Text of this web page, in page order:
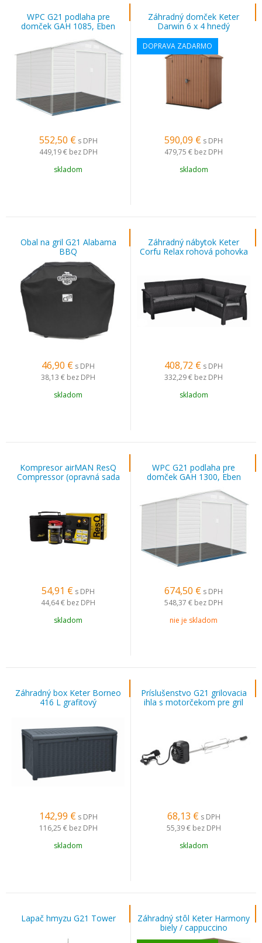
WPC G21 podlaha pre
domček GAH 1085, Eben
552,50 € s DPH
449,19 € bez DPH
skladom
Záhradný domček Keter
Darwin 6 x 4 hnedý
DOPRAVA ZADARMO
590,09 € s DPH
479,75 € bez DPH
skladom
Obal na gril G21 Alabama
BBQ
46,90 € s DPH
38,13 € bez DPH
skladom
Záhradný nábytok Keter
Corfu Relax rohová pohovka
408,72 € s DPH
332,29 € bez DPH
skladom
Kompresor airMAN ResQ
Compressor (opravná sada
pneumatík) 450 ml
54,91 € s DPH
44,64 € bez DPH
skladom
WPC G21 podlaha pre
domček GAH 1300, Eben
674,50 € s DPH
548,37 € bez DPH
nie je skladom
Záhradný box Keter Borneo
416 L grafitový
142,99 € s DPH
116,25 € bez DPH
skladom
Príslušenstvo G21 grilovacia
ihla s motorčekom pre gril
68,13 € s DPH
55,39 € bez DPH
skladom
Lapač hmyzu G21 Tower
Záhradný stôl Keter Harmony
biely / cappuccino